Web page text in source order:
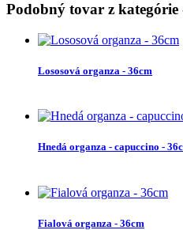
Podobný tovar z kategórie
Lososová organza - 36cm
Hnedá organza - capuccino -
Fialová organza - 36cm